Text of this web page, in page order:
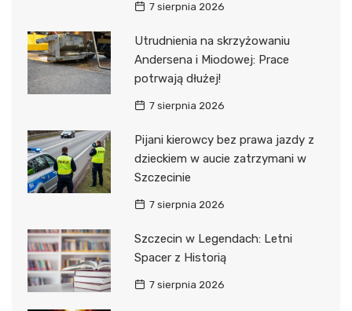
7 sierpnia 2026
Utrudnienia na skrzyżowaniu
Andersena i Miodowej: Prace
potrwają dłużej!
7 sierpnia 2026
Pijani kierowcy bez prawa jazdy z
dzieckiem w aucie zatrzymani w
Szczecinie
7 sierpnia 2026
Szczecin w Legendach: Letni
Spacer z Historią
7 sierpnia 2026